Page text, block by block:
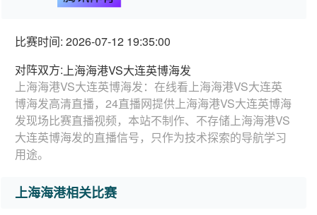
比赛时间: 2026-07-12 19:35:00
对阵双方: 上海海港VS大连英博海发
上海海港VS大连英博海发：在线看上海海港VS大连英
博海发高清直播，24直播网提供上海海港VS大连英博海
发现场比赛直播视频，本站不制作、不存储上海海港VS
大连英博海发的直播信号，只作为技术探索的导航学习
用途。
上海海港相关比赛